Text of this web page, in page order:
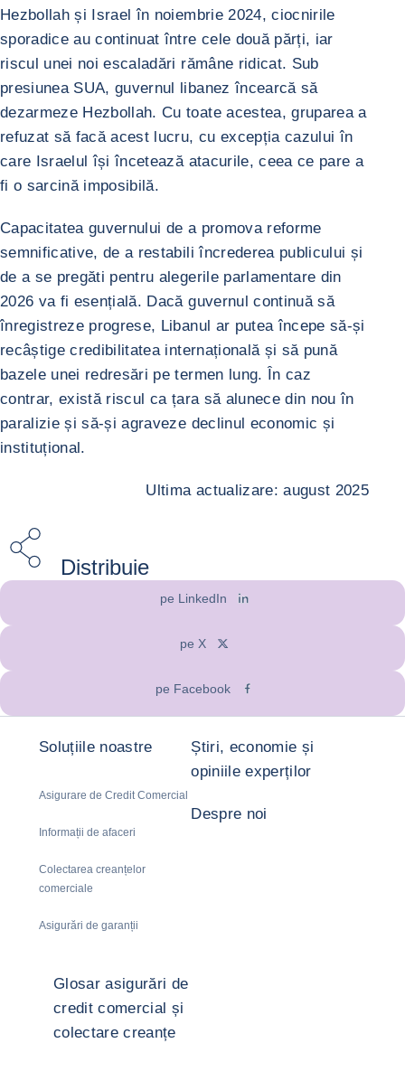
Hezbollah și Israel în noiembrie 2024, ciocnirile
sporadice au continuat între cele două părți, iar
riscul unei noi escaladări rămâne ridicat. Sub
presiunea SUA, guvernul libanez încearcă să
dezarmeze Hezbollah. Cu toate acestea, gruparea a
refuzat să facă acest lucru, cu excepția cazului în
care Israelul își încetează atacurile, ceea ce pare a
fi o sarcină imposibilă.
Capacitatea guvernului de a promova reforme
semnificative, de a restabili încrederea publicului și
de a se pregăti pentru alegerile parlamentare din
2026 va fi esențială. Dacă guvernul continuă să
înregistreze progrese, Libanul ar putea începe să-și
recâștige credibilitatea internațională și să pună
bazele unei redresări pe termen lung. În caz
contrar, există riscul ca țara să alunece din nou în
paralizie și să-și agraveze declinul economic și
instituțional.
Ultima actualizare: august 2025
Distribuie
pe LinkedIn
pe X
pe Facebook
Soluțiile noastre
Asigurare de Credit Comercial
Informații de afaceri
Colectarea creanțelor
comerciale
Asigurări de garanții
Știri, economie și
opiniile experților
Despre noi
Glosar asigurări de
credit comercial și
colectare creanțe